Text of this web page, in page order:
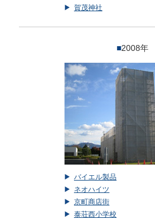
賀茂神社
■2008年
バイエル製品
ネオハイツ
京町商店街
泰荘西小学校